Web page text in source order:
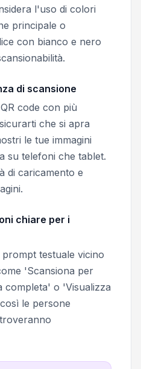
l'uso di colori
principale o
con bianco e nero
di scansione
code con più
che si apra
le tue immagini
su telefoni che tablet.
di caricamento e
chiare per i
testuale vicino
'Scansiona per
completa' o 'Visualizza
le persone